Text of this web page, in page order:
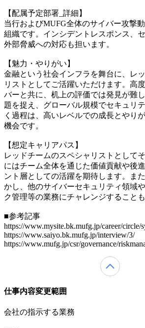
【配属予定部署_詳細】
当行およびMUFG全体のサイバー攻撃
組織です。インシデントレスポンス、
外部脅威への対応も担います。
【魅力・やりがい】
金融という社会インフラを舞台に、レ
リストとしてご活躍いただけます。高
バーと共に、机上の評価では発見が難
題を捉え、グローバル規模でセキュリ
く過程は、高いレベルでの成長とやり
機会です。
【想定キャリアパス】
レッドチームのスペシャリストとして
にはチーム全体を通じた価値貢献や後
ント層としての活躍を期待します。ま
かし、他のサイバーセキュリティ領域
ク管理等の業務にチャレンジすることも
■参考記事
https://www.mysite.bk.mufg.jp/career/circle/
https://www.saiyo.bk.mufg.jp/interview/3/
https://www.mufg.jp/csr/governance/
仕事内容変更範囲
会社の指示する業務